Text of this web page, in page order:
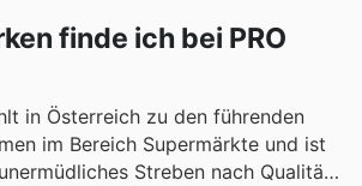
finde ich bei PRO
in Österreich zu den führenden
im Bereich Supermärkte und ist
Streben nach Qualität